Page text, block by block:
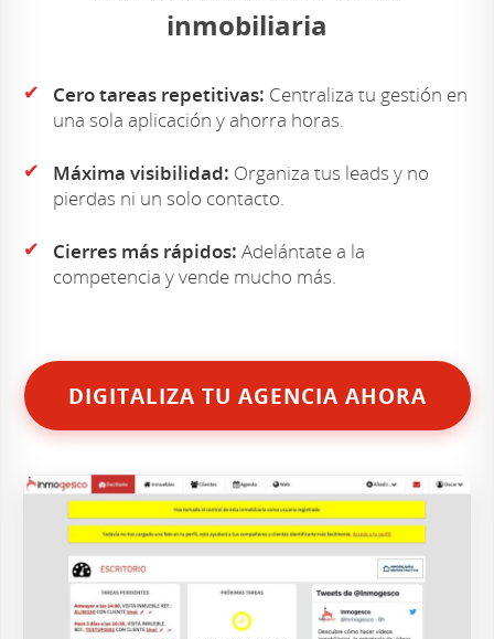
inmobiliaria
✔ Cero tareas repetitivas: Centraliza tu gestión en
una sola aplicación y ahorra horas.
✔ Máxima visibilidad: Organiza tus leads y no
pierdas ni un solo contacto.
✔ Cierres más rápidos: Adelántate a la
competencia y vende mucho más.
DIGITALIZA TU AGENCIA AHORA